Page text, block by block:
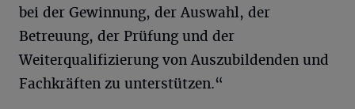
bei der Gewinnung, der Auswahl, der
Betreuung, der Prüfung und der
Weiterqualifizierung von Auszubildenden und
Fachkräften zu unterstützen.“